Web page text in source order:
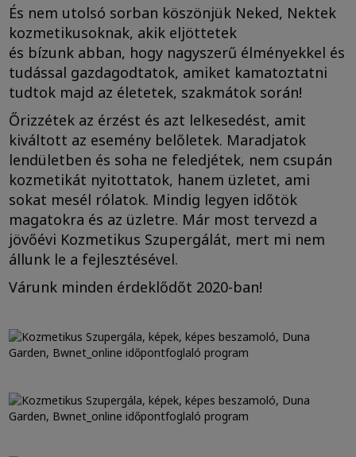
És nem utolsó sorban köszönjük Neked, Nektek
kozmetikusoknak, akik eljöttetek
és bízunk abban, hogy nagyszerű élményekkel és
tudással gazdagodtatok, amiket kamatoztatni
tudtok majd az életetek, szakmátok során!
Őrizzétek az érzést és azt lelkesedést, amit
kiváltott az esemény belőletek. Maradjatok
lendületben és soha ne feledjétek, nem csupán
kozmetikát nyitottatok, hanem üzletet, ami
sokat mesél rólatok. Mindig legyen időtök
magatokra és az üzletre. Már most tervezd a
jövőévi Kozmetikus Szupergálát, mert mi nem
állunk le a fejlesztésével.
Várunk minden érdeklődőt 2020-ban!